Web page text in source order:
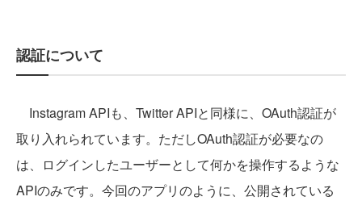
認証について
Instagram APIも、Twitter APIと同様に、OAuth認証が
取り入れられています。ただしOAuth認証が必要なの
は、ログインしたユーザーとして何かを操作するような
APIのみです。今回のアプリのように、公開されている